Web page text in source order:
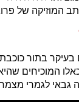
המוזיקה של
בעיקר בתור
המוכיחים
גבאי לגמרי